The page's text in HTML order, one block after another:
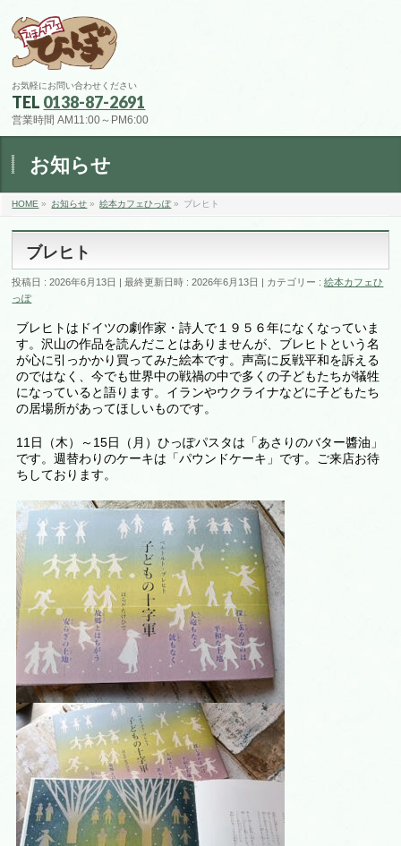
お気軽にお問い合わせください
TEL 0138-87-2691
営業時間 AM11:00～PM6:00
お知らせ
HOME » お知らせ » 絵本カフェひっぽ» ブレヒト
ブレヒト
投稿日 : 2026年6月13日 最終更新日時 : 2026年6月13日 カテゴリー :絵本カフェひ
っぽ
ブレヒトはドイツの劇作家・詩人で１９５６年になくなっていま
す。沢山の作品を読んだことはありませんが、ブレヒトという名
が心に引っかかり買ってみた絵本です。声高に反戦平和を訴える
のではなく、今でも世界中の戦禍の中で多くの子どもたちが犠牲
になっていると語ります。イランやウクライナなどに子どもたち
の居場所があってほしいものです。
11日（木）～15日（月）ひっぽパスタは「あさりのバター醬油」
です。週替わりのケーキは 「パウンドケーキ 」です。ご来店お待
ちしております。